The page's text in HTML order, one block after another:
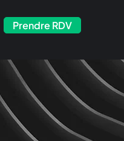
Prendre RDV